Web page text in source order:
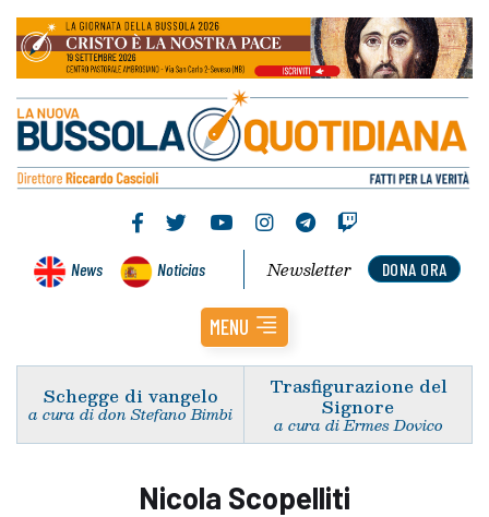
News Noticias DONA ORA
Newsletter
MENU
Schegge di vangelo
a cura di don Stefano Bimbi
Trasfigurazione del
Signore
a cura di Ermes Dovico
Nicola Scopelliti